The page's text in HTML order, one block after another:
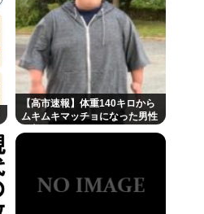
【高市速報】体重140キロから
ムキムキマッチョになった男性